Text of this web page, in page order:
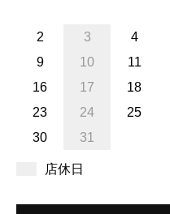
2
3 4
9
10 11
16
17 18
23
24 25
30
31
店休日